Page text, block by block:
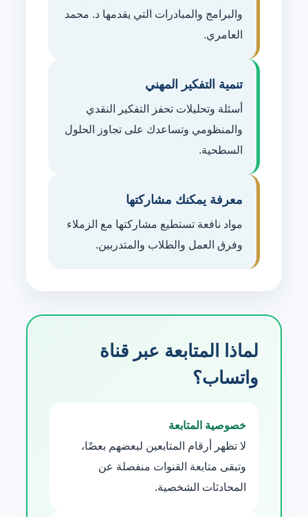
والبرامج والمبادرات التي يقدمها د. محمد
العامري.
تنمية التفكير المهني
أسئلة وتحليلات تحفز التفكير النقدي
والمنظومي وتساعدك على تجاوز الحلول
السطحية.
معرفة يمكنك مشاركتها
مواد نافعة تستطيع مشاركتها مع الزملاء
وفرق العمل والطلاب والمتدربين.
لماذا المتابعة عبر قناة
واتساب؟
خصوصية المتابعة
لا تظهر أرقام المتابعين لبعضهم بعضًا،
وتبقى متابعة القنوات منفصلة عن
المحادثات الشخصية.